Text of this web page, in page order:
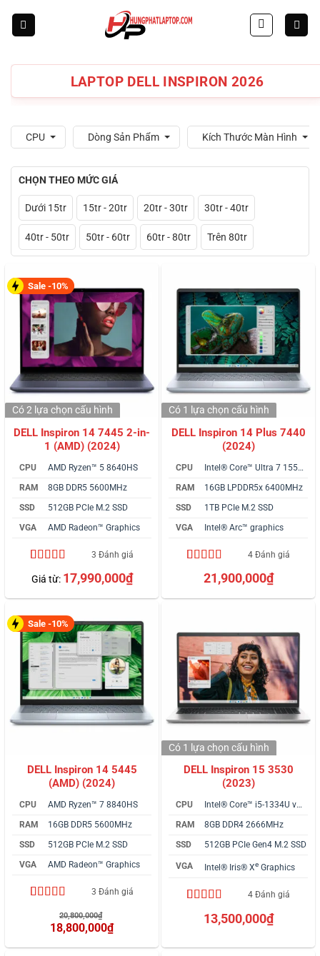
LAPTOP DELL INSPIRON 2026
CPU Dòng Sản Phẩm Kích Thước Màn Hình
CHỌN THEO MỨC GIÁ
Dưới 15tr 15tr - 20tr 20tr - 30tr 30tr - 40tr
40tr - 50tr 50tr - 60tr 60tr - 80tr Trên 80tr
Sale -10%
DELL Inspiron 14 7445 2-in-
1 (AMD) (2024)
CPU
AMD Ryzen™ 5 8640HS
RAM
8GB DDR5 5600MHz
SSD
512GB PCIe M.2 SSD
VGA
AMD Radeon™ Graphics
trên 5
dựa trên
3 Đánh giá
Giá từ: 17,990,000₫
Có 2 lựa chọn cấu hình
DELL Inspiron 14 Plus 7440
(2024)
CPU
Intel® Core™ Ultra 7 155H vPro
RAM
16GB LPDDR5x 6400MHz
SSD
1TB PCIe M.2 SSD
VGA
Intel® Arc™ graphics
4.50trên 5
dựa trên
4 Đánh giá
21,900,000₫
Có 1 lựa chọn cấu hình
Sale -10%
DELL Inspiron 14 5445
(AMD) (2024)
CPU
AMD Ryzen™ 7 8840HS
RAM
16GB DDR5 5600MHz
SSD
512GB PCIe M.2 SSD
VGA
AMD Radeon™ Graphics
dựa trên
đánh giá
3 Đánh giá
20,800,000₫
gốc
là:
18,800,000₫
hiện
DELL Inspiron 15 3530
(2023)
CPU
Intel® Core™ i5-1334U vPro
RAM
8GB DDR4 2666MHz
SSD
512GB PCIe Gen4 M.2 SSD
VGA Intel® Iris® Xe Graphics
4.75trên 5
dựa trên
4 Đánh giá
13,500,000₫
Có 1 lựa chọn cấu hình